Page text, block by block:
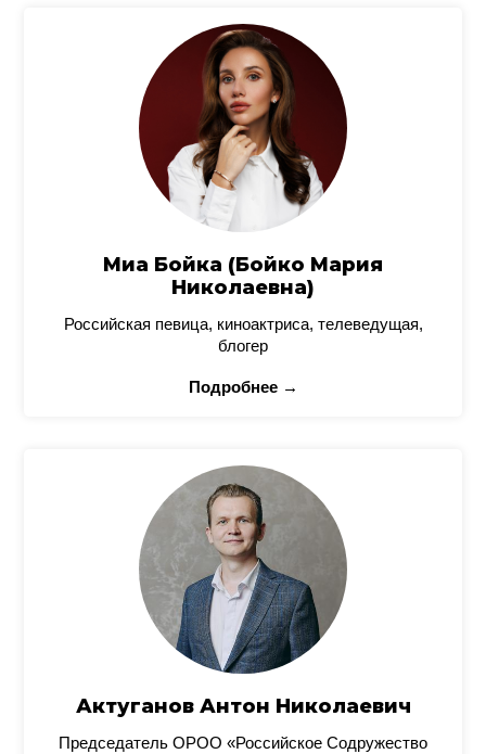
Миа Бойка (Бойко Мария
Николаевна)
Российская певица, киноактриса, телеведущая,
блогер
Подробнее →
Актуганов Антон Николаевич
Председатель ОРОО «Российское Содружество